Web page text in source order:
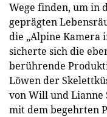
Wege finden, um in
geprägten
die „Alpine Kamera
sicherte sich die
berührende
Löwen der
von Will und Lianne
mit dem begehrten